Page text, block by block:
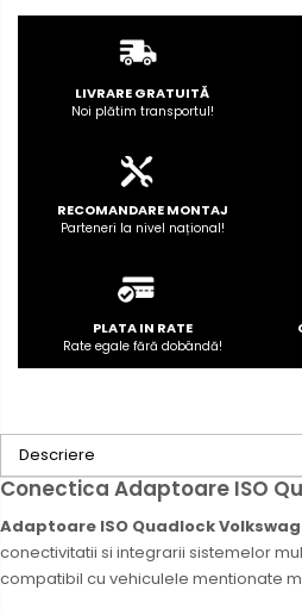
Rame adaptoare Chrysler
Rame adaptoare Isuzu
Rame adaptoare Subaru
Rame adaptoare Iveco
Rame adaptoare Smart
Rame adaptoare Land Rover
Rame adaptoare Hummer
Camere marșarier auto
Camere marșarier universale
Camere Skoda
LIVRARE GRATUITĂ
Noi plătim transportul!
RECOMANDARE MONTAJ
Parteneri la nivel național!
PLATA IN RATE
Rate egale fără dobândă!
Descriere
Conectica Adaptoare ISO
Adaptoare ISO Quadlock
conectivitatii si integrarii sistemelor
compatibil cu vehiculele mentionate